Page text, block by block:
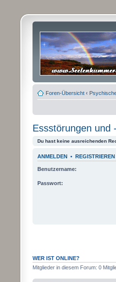
Foren-Übersicht ‹
Essstörungen und
Du hast keine ausreichenden
ANMELDEN • REGISTRIEREN
Benutzername:
Passwort:
WER IST ONLINE?
Mitglieder in diesem Forum: 0